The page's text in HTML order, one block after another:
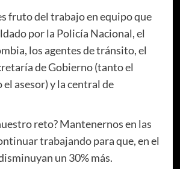
fruto del trabajo en equipo que
por la Policía Nacional, el
los agentes de tránsito, el
de Gobierno (tanto el
asesor) y la central de
reto? Mantenernos en las
trabajando para que, en el
un 30% más.